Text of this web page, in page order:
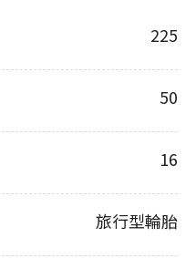
225
50
16
旅行型輪胎